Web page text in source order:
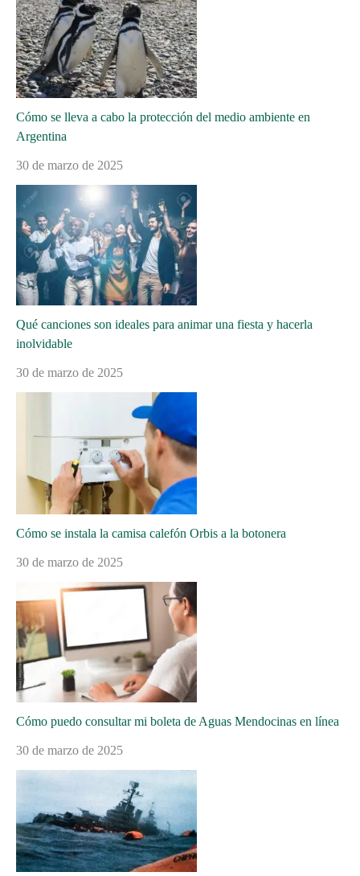
Cómo se lleva a cabo la protección del medio ambiente en
Argentina
30 de marzo de 2025
Qué canciones son ideales para animar una fiesta y hacerla
inolvidable
30 de marzo de 2025
Cómo se instala la camisa calefón Orbis a la botonera
30 de marzo de 2025
Cómo puedo consultar mi boleta de Aguas Mendocinas en línea
30 de marzo de 2025